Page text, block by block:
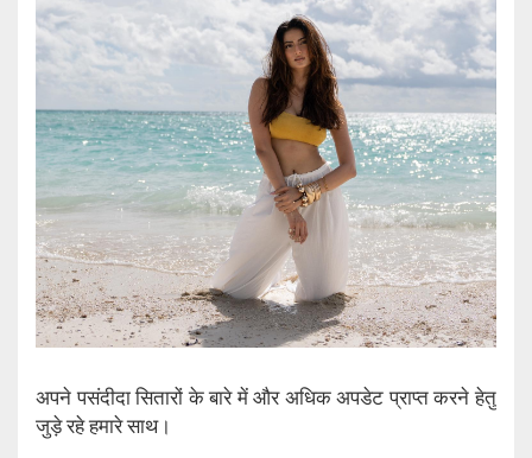
अपने पसंदीदा सितारों के बारे में और अधिक अपडेट प्राप्त करने हेतु
जुड़े रहे हमारे साथ।